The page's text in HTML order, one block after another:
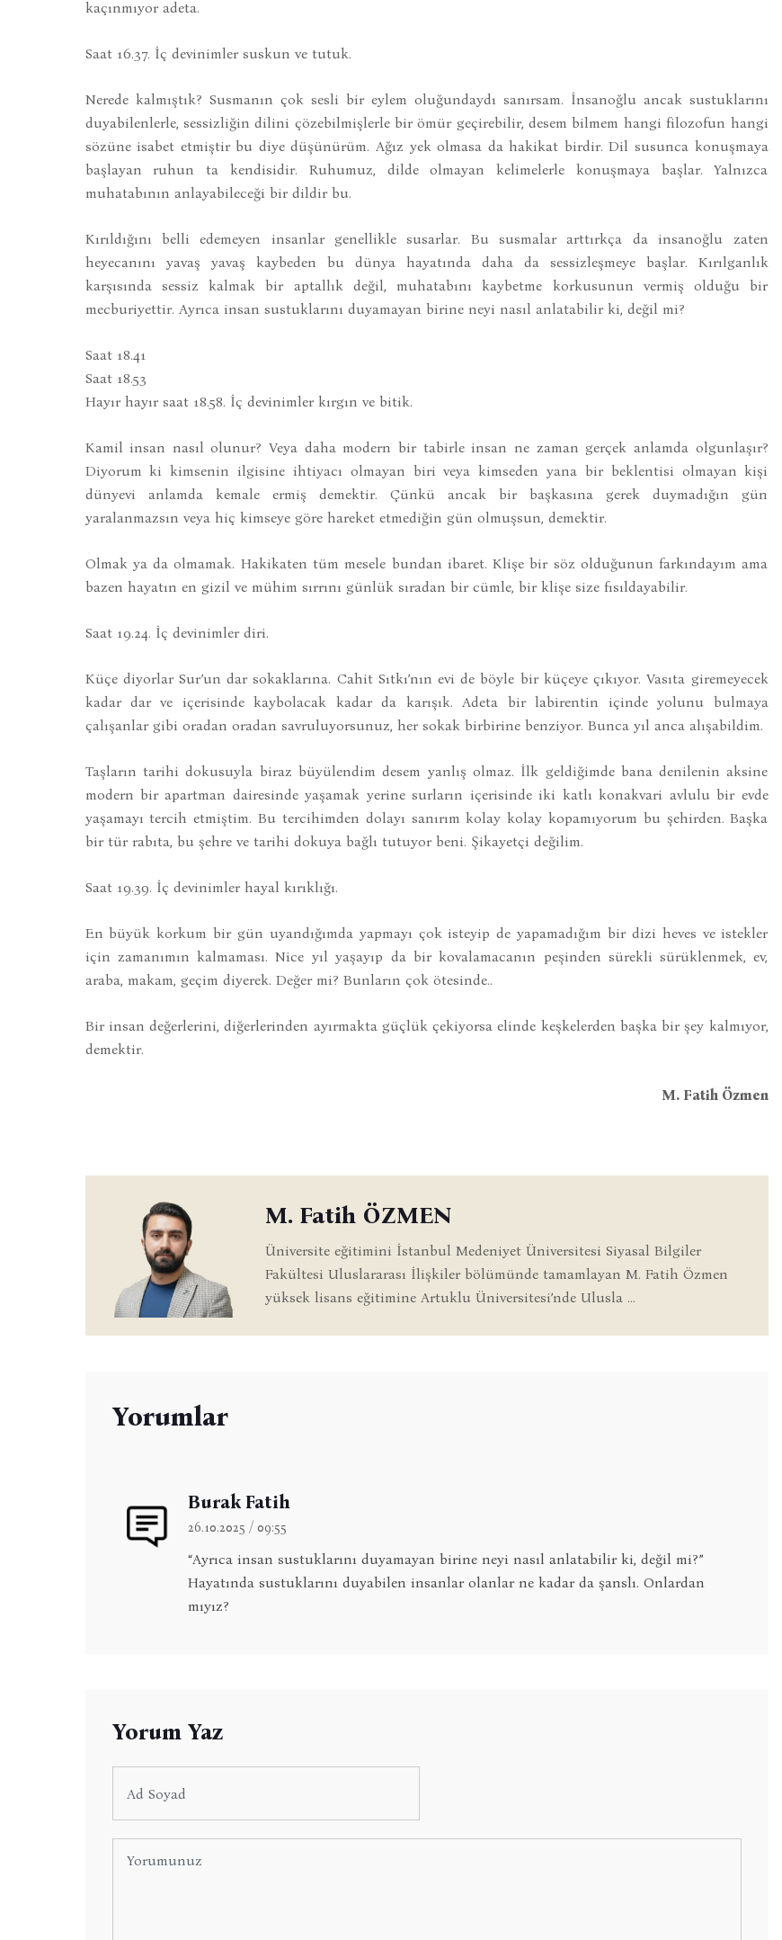
kaçınmıyor adeta.
Saat 16.37. İç devinimler suskun ve tutuk.
Nerede kalmıştık? Susmanın çok sesli bir eylem oluğundaydı sanırsam. İnsanoğlu ancak sustuklarını
duyabilenlerle, sessizliğin dilini çözebilmişlerle bir ömür geçirebilir, desem bilmem hangi filozofun hangi
sözüne isabet etmiştir bu diye düşünürüm. Ağız yek olmasa da hakikat birdir. Dil susunca konuşmaya
başlayan ruhun ta kendisidir. Ruhumuz, dilde olmayan kelimelerle konuşmaya başlar. Yalnızca
muhatabının anlayabileceği bir dildir bu.
Kırıldığını belli edemeyen insanlar genellikle susarlar. Bu susmalar arttırkça da insanoğlu zaten
heyecanını yavaş yavaş kaybeden bu dünya hayatında daha da sessizleşmeye başlar. Kırılganlık
karşısında sessiz kalmak bir aptallık değil, muhatabını kaybetme korkusunun vermiş olduğu bir
mecburiyettir. Ayrıca insan sustuklarını duyamayan birine neyi nasıl anlatabilir ki, değil mi?
Saat 18.41
Saat 18.53
Hayır hayır saat 18.58. İç devinimler kırgın ve bitik.
Kamil insan nasıl olunur? Veya daha modern bir tabirle insan ne zaman gerçek anlamda olgunlaşır?
Diyorum ki kimsenin ilgisine ihtiyacı olmayan biri veya kimseden yana bir beklentisi olmayan kişi
dünyevi anlamda kemale ermiş demektir. Çünkü ancak bir başkasına gerek duymadığın gün
yaralanmazsın veya hiç kimseye göre hareket etmediğin gün olmuşsun, demektir.
Olmak ya da olmamak. Hakikaten tüm mesele bundan ibaret. Klişe bir söz olduğunun farkındayım ama
bazen hayatın en gizil ve mühim sırrını günlük sıradan bir cümle, bir klişe size fısıldayabilir.
Saat 19.24. İç devinimler diri.
Küçe diyorlar Sur’un dar sokaklarına. Cahit Sıtkı’nın evi de böyle bir küçeye çıkıyor. Vasıta giremeyecek
kadar dar ve içerisinde kaybolacak kadar da karışık. Adeta bir labirentin içinde yolunu bulmaya
çalışanlar gibi oradan oradan savruluyorsunuz, her sokak birbirine benziyor. Bunca yıl anca alışabildim.
Taşların tarihi dokusuyla biraz büyülendim desem yanlış olmaz. İlk geldiğimde bana denilenin aksine
modern bir apartman dairesinde yaşamak yerine surların içerisinde iki katlı konakvari avlulu bir evde
yaşamayı tercih etmiştim. Bu tercihimden dolayı sanırım kolay kolay kopamıyorum bu şehirden. Başka
bir tür rabıta, bu şehre ve tarihi dokuya bağlı tutuyor beni. Şikayetçi değilim.
Saat 19.39. İç devinimler hayal kırıklığı.
En büyük korkum bir gün uyandığımda yapmayı çok isteyip de yapamadığım bir dizi heves ve istekler
için zamanımın kalmaması. Nice yıl yaşayıp da bir kovalamacanın peşinden sürekli sürüklenmek, ev,
araba, makam, geçim diyerek. Değer mi? Bunların çok ötesinde..
Bir insan değerlerini, diğerlerinden ayırmakta güçlük çekiyorsa elinde keşkelerden başka bir şey kalmıyor,
demektir.
M. Fatih Özmen
M. Fatih ÖZMEN
Üniversite eğitimini İstanbul Medeniyet Üniversitesi Siyasal Bilgiler
Fakültesi Uluslararası İlişkiler bölümünde tamamlayan M. Fatih Özmen
yüksek lisans eğitimine Artuklu Üniversitesi’nde Ulusla ...
Yorumlar
Burak Fatih
26.10.2025 / 09:55
“Ayrıca insan sustuklarını duyamayan birine neyi nasıl anlatabilir ki, değil mi?”
Hayatında sustuklarını duyabilen insanlar olanlar ne kadar da şanslı. Onlardan
mıyız?
Yorum Yaz